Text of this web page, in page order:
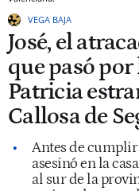
VEGA BAJA
José, el
que pasó
Patricia
Callosa de
Antes de
asesinó en la
al sur de la